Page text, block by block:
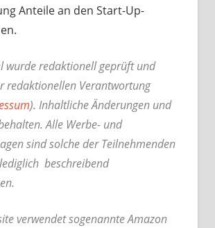
Anteile an den Start-Up-
wurde redaktionell geprüft und
redaktionellen Verantwortung
). Inhaltliche Änderungen und
Alle Werbe- und
sind solche der Teilnehmenden
beschreibend
verwendet sogenannte Amazon